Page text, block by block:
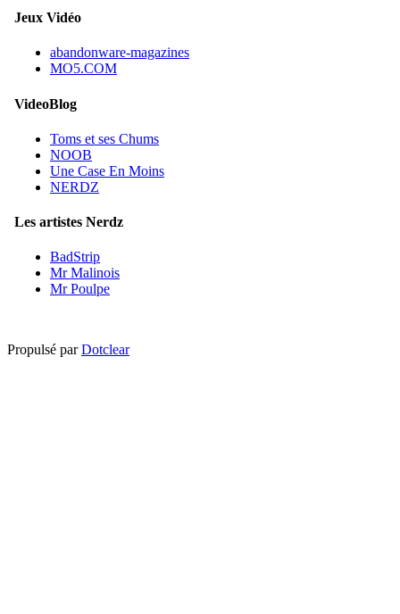
Jeux Vidéo
abandonware-magazines
MO5.COM
VideoBlog
Toms et ses Chums
NOOB
Une Case En Moins
NERDZ
Les artistes Nerdz
BadStrip
Mr Malinois
Mr Poulpe
Propulsé parDotclear